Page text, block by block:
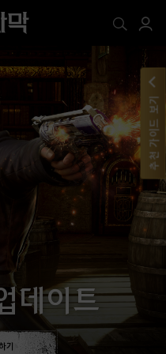
데이트
기
추천 가이드 보기